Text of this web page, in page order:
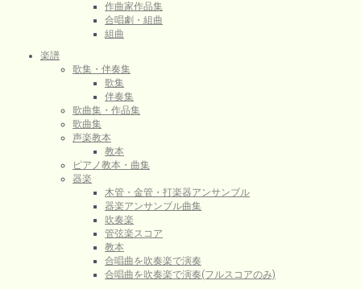
作曲家作品集
合唱劇・組曲
組曲
楽譜
歌集・伴奏集
歌集
伴奏集
歌曲集・作品集
歌曲集
声楽教本
教本
ピアノ教本・曲集
器楽
木管・金管・打楽器アンサンブル
器楽アンサンブル曲集
吹奏楽
管弦楽スコア
教本
合唱曲を吹奏楽で演奏
合唱曲を吹奏楽で演奏(フルスコアのみ)